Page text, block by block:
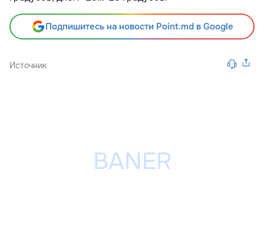
Подпишитесь на новости Point.md в Google
Источник